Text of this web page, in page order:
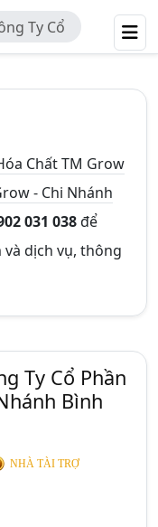
Ty Cổ
Nhánh
Chất TM Grow
- Chi Nhánh
031 038để
dịch vụ, thông
Ty Cổ Phần
Bình
NHÀ TÀI TRỢ